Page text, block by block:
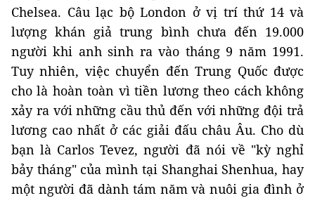
Chelsea. Câu lạc bộ London ở vị trí thứ 14 và
lượng khán giả trung bình chưa đến 19.000
người khi anh sinh ra vào tháng 9 năm 1991.
Tuy nhiên, việc chuyển đến Trung Quốc được
cho là hoàn toàn vì tiền lương theo cách không
xảy ra với những cầu thủ đến với những đội trả
lương cao nhất ở các giải đấu châu Âu. Cho dù
bạn là Carlos Tevez, người đã nói về "kỳ nghỉ
bảy tháng" của mình tại Shanghai Shenhua, hay
một người đã dành tám năm và nuôi gia đình ở